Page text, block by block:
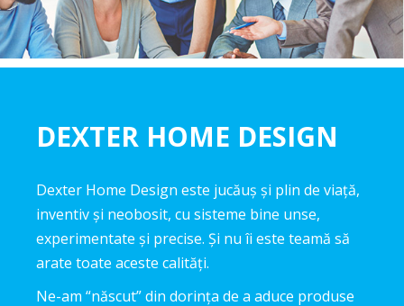
DEXTER HOME DESIGN
Dexter Home Design este jucăuș și plin de viață,
inventiv și neobosit, cu sisteme bine unse,
experimentate și precise. Și nu îi este teamă să
arate toate aceste calități.
Ne-am “născut” din dorința de a aduce produse